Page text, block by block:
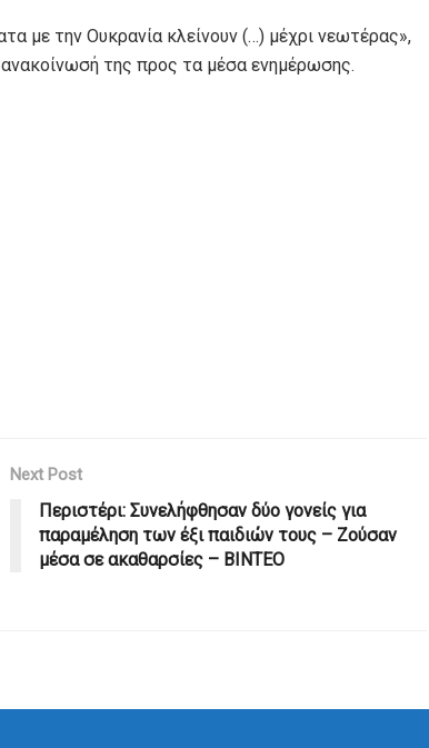
με την Ουκρανία κλείνουν (…) μέχρι νεωτέρας»,
της προς τα μέσα ενημέρωσης.
Next Post
Περιστέρι: Συνελήφθησαν δύο γονείς για
παραμέληση των έξι παιδιών τους – Ζούσαν
μέσα σε ακαθαρσίες – ΒΙΝΤΕΟ